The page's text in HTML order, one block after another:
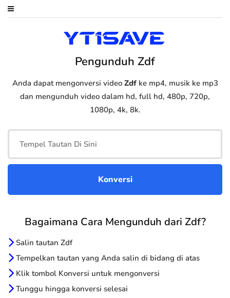
Pengunduh Zdf
Anda dapat mengonversi video Zdfke mp4, musik ke mp3
dan mengunduh video dalam hd, full hd, 480p, 720p,
1080p, 4k, 8k.
Bagaimana Cara Mengunduh dari Zdf?
Salin tautan Zdf
Tempelkan tautan yang Anda salin di bidang di atas
Klik tombol Konversi untuk mengonversi
Tunggu hingga konversi selesai